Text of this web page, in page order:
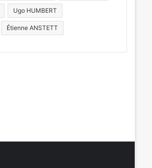
Ugo HUMBERT
Étienne ANSTETT